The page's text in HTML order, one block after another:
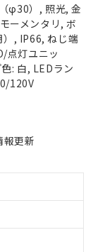
φ30）, 照光, 金
ーメンタリ, ボ
）, IP66, ねじ端
点灯ユニッ
: 白, LEDラン
120V
更新